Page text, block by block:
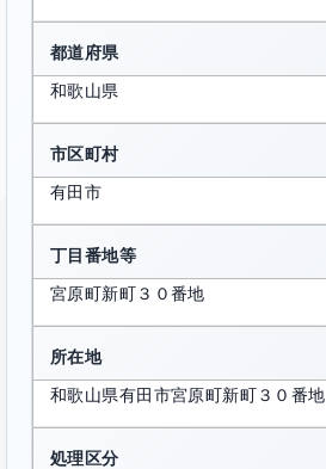
都道府県
和歌山県
市区町村
有田市
丁目番地等
宮原町新町３０番地
所在地
和歌山県有田市宮原町新町３０番地
処理区分